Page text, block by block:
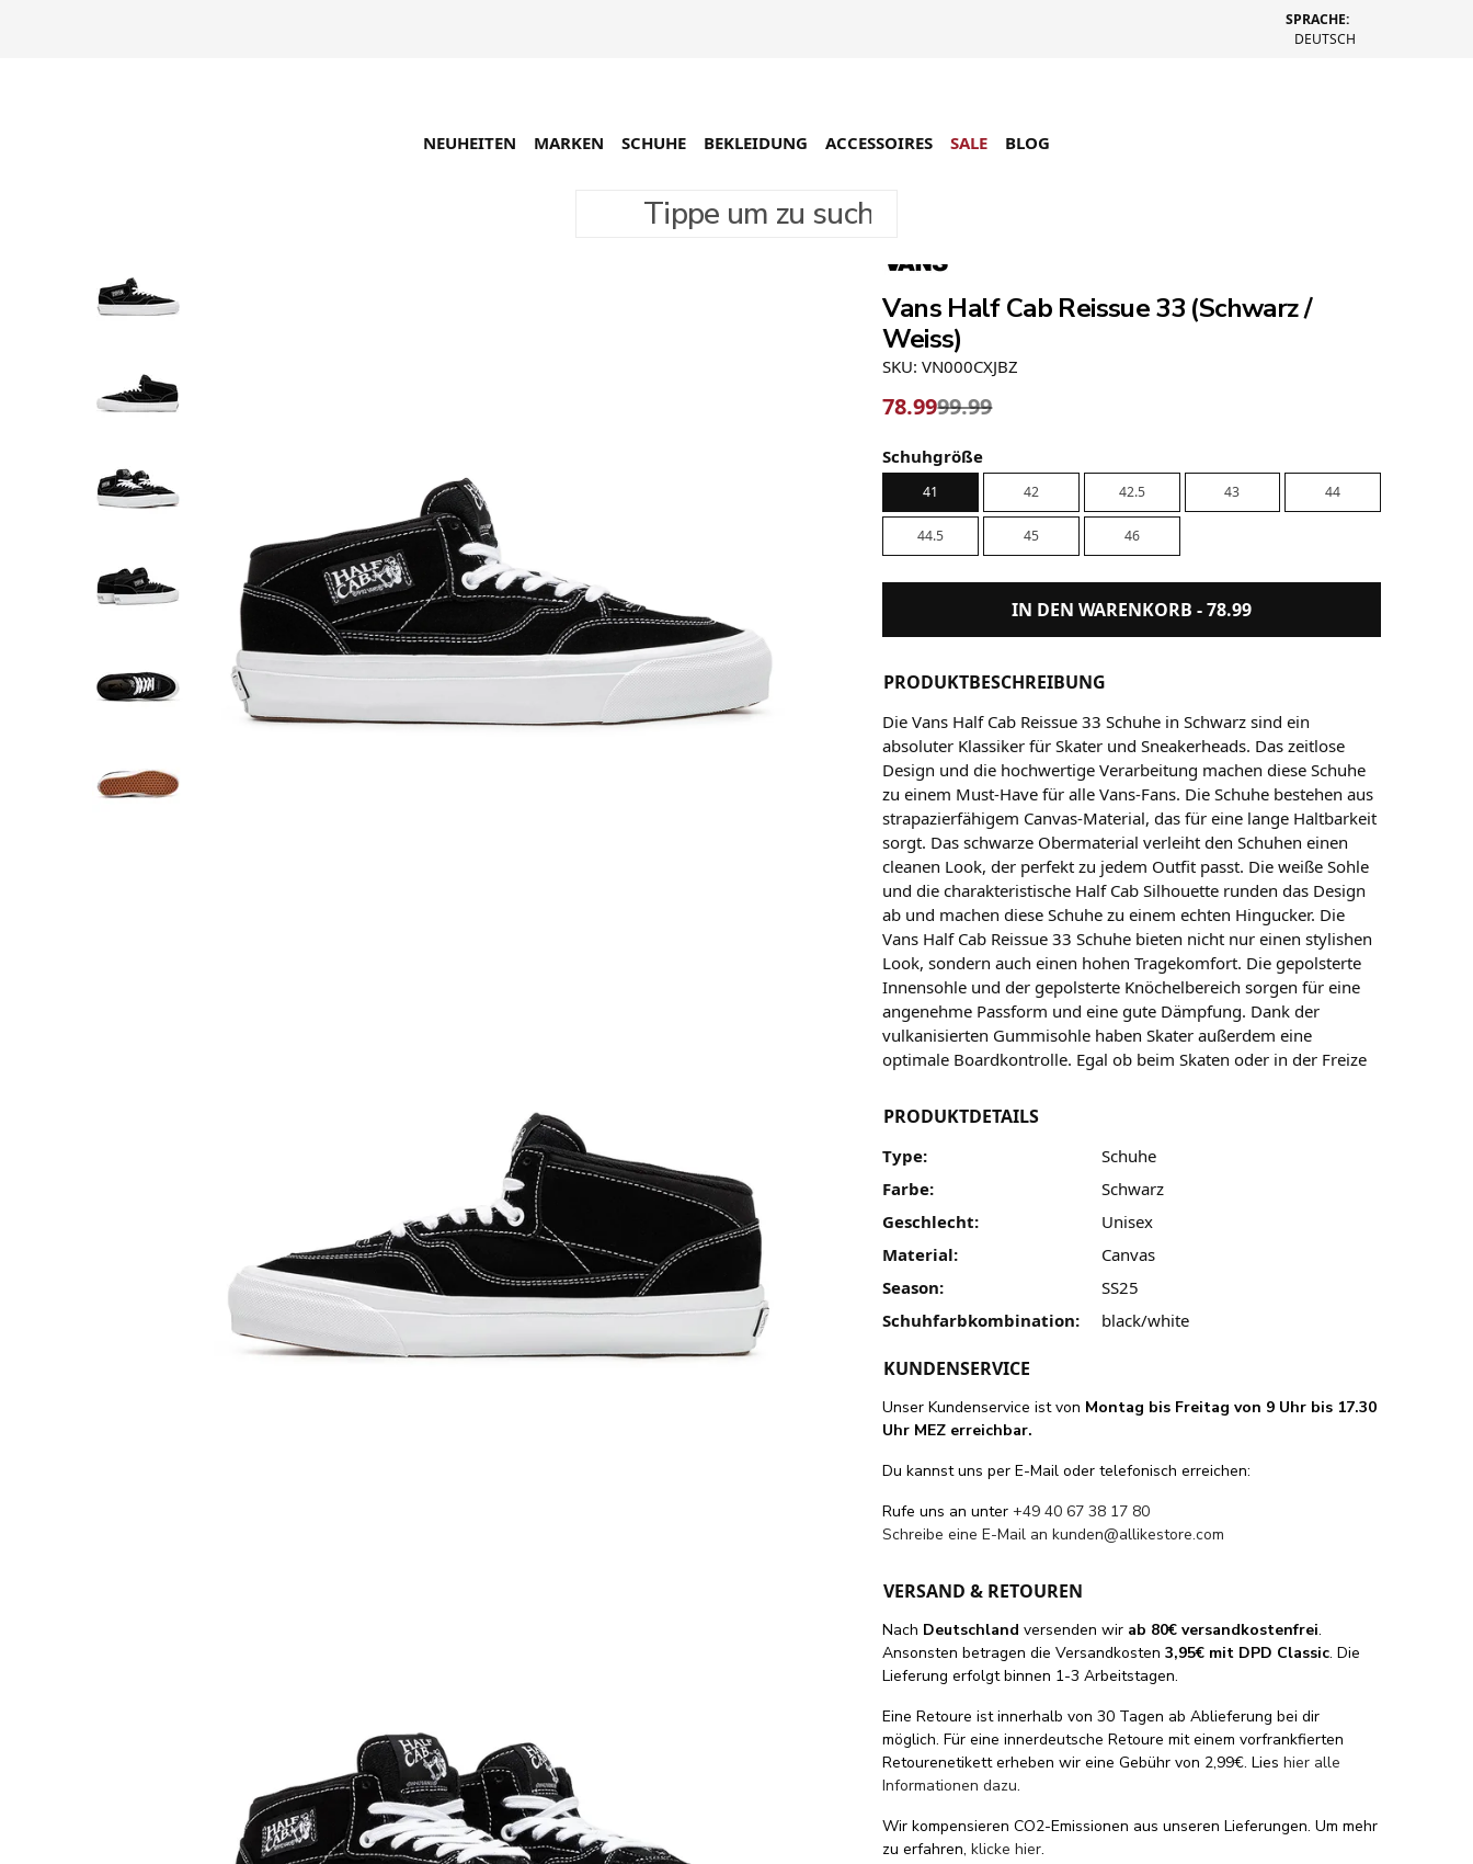
SPRACHE:
DEUTSCH
Tippe um zu suchen
NEUHEITEN MARKEN SCHUHE BEKLEIDUNG ACCESSOIRES SALE BLOG
Vans Half Cab Reissue 33 (Schwarz /
Weiss)
SKU: VN000CXJBZ
78.9999.99
Schuhgröße
41 42 42.5 43 44
44.5 45 46
IN DEN WARENKORB -78.99
PRODUKTBESCHREIBUNG
Die Vans Half Cab Reissue 33 Schuhe in Schwarz sind ein
absoluter Klassiker für Skater und Sneakerheads. Das zeitlose
Design und die hochwertige Verarbeitung machen diese Schuhe
zu einem Must-Have für alle Vans-Fans. Die Schuhe bestehen aus
strapazierfähigem Canvas-Material, das für eine lange Haltbarkeit
sorgt. Das schwarze Obermaterial verleiht den Schuhen einen
cleanen Look, der perfekt zu jedem Outfit passt. Die weiße Sohle
und die charakteristische Half Cab Silhouette runden das Design
ab und machen diese Schuhe zu einem echten Hingucker. Die
Vans Half Cab Reissue 33 Schuhe bieten nicht nur einen stylishen
Look, sondern auch einen hohen Tragekomfort. Die gepolsterte
Innensohle und der gepolsterte Knöchelbereich sorgen für eine
angenehme Passform und eine gute Dämpfung. Dank der
vulkanisierten Gummisohle haben Skater außerdem eine
optimale Boardkontrolle. Egal ob beim Skaten oder in der Freize
PRODUKTDETAILS
Type:
Schuhe
Farbe:
Schwarz
Geschlecht:
Unisex
Material:
Canvas
Season:
SS25
Schuhfarbkombination:
black/white
KUNDENSERVICE
Unser Kundenservice ist von Montag bis Freitag von 9 Uhr bis 17.30
Uhr MEZ erreichbar.
Du kannst uns per E-Mail oder telefonisch erreichen:
Rufe uns an unter+49 40 67 38 17 80
Schreibe eine E-Mail ankunden@allikestore.com
VERSAND & RETOUREN
Nach Deutschland versenden wir ab 80€ versandkostenfrei.
Ansonsten betragen die Versandkosten3,95€ mit DPD Classic. Die
Lieferung erfolgt binnen 1-3 Arbeitstagen.
Eine Retoure ist innerhalb von 30 Tagen ab Ablieferung bei dir
möglich. Für eine innerdeutsche Retoure mit einem vorfrankfierten
Retourenetikett erheben wir eine Gebühr von 2,99€. Lieshier alle
Informationen dazu.
Wir kompensieren CO2-Emissionen aus unseren Lieferungen. Um mehr
zu erfahren,klicke hier.